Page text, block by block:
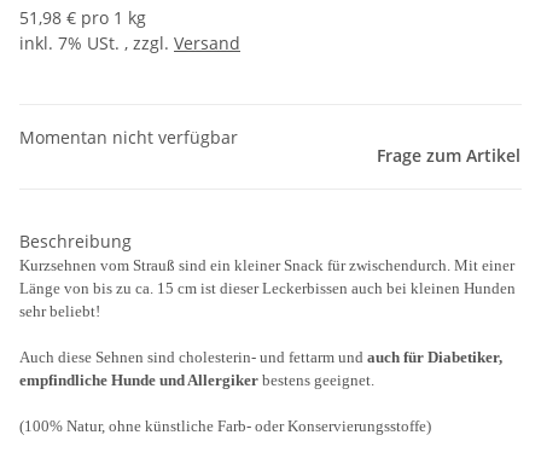
51,98 € pro 1 kg
inkl. 7% USt. , zzgl. Versand
Momentan nicht verfügbar
Frage zum Artikel
Beschreibung
Kurzsehnen vom Strauß sind ein kleiner Snack für zwischendurch. Mit einer
Länge von bis zu ca. 15 cm ist dieser Leckerbissen auch bei kleinen Hunden
sehr beliebt!
Auch diese Sehnen sind cholesterin- und fettarm und auch für Diabetiker,
empfindliche Hunde und Allergiker bestens geeignet.
(100% Natur, ohne künstliche Farb- oder Konservierungsstoffe)